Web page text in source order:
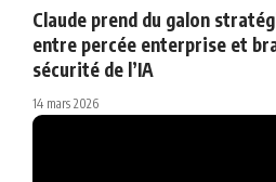
Claude prend du galon
entre percée enterprise et
sécurité de l’IA
14 mars 2026